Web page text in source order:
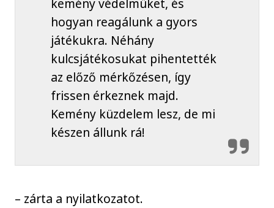
hogyan reagálunk a gyors
játékukra. Néhány
kulcsjátékosukat pihentették
az előző mérkőzésen, így
frissen érkeznek majd.
Kemény küzdelem lesz, de mi
készen állunk rá!
– zárta a nyilatkozatot.